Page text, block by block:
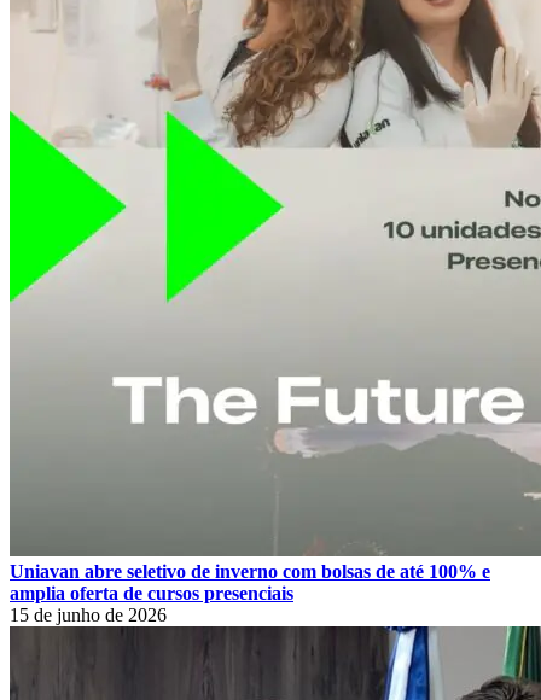
Uniavan abre seletivo de inverno com bolsas de até 100% e
amplia oferta de cursos presenciais
15 de junho de 2026